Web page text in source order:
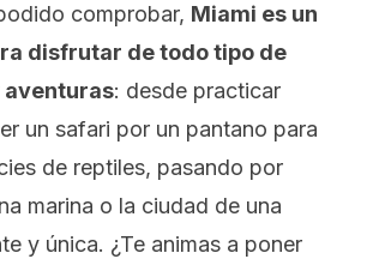
comprobar, Miami es un
disfrutar de todo tipo de
: desde practicar
un safari por un pantano para
de reptiles, pasando por
marina o la ciudad de una
y única. ¿Te animas a poner